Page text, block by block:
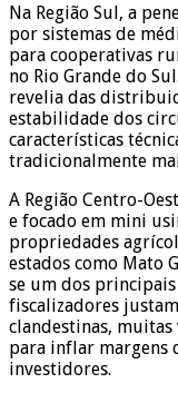
Na Região Sul, a
por sistemas de
para cooperativas
no Rio Grande do
revelia das
estabilidade dos
características
tradicionalmente
A Região Centro-
e focado em mini
propriedades
estados como Mato
se um dos
fiscalizadores
clandestinas, muitas
para inflar margens
investidores.